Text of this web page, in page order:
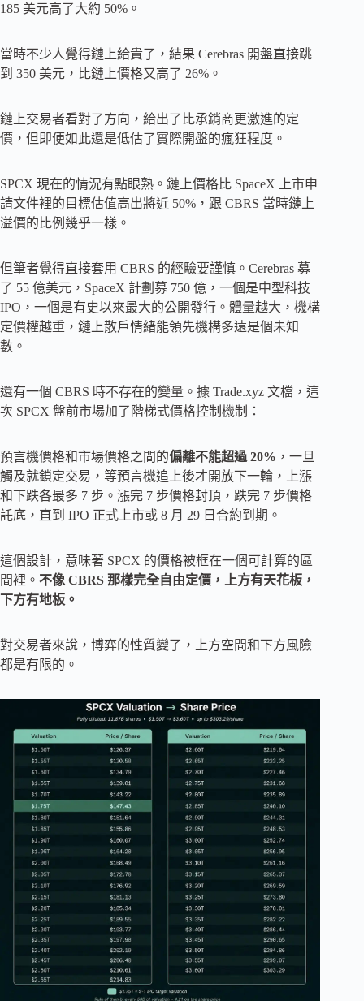
185 美元高了大約 50%。
當時不少人覺得鏈上給貴了，結果 Cerebras 開盤直接跳
到 350 美元，比鏈上價格又高了 26%。
鏈上交易者看對了方向，給出了比承銷商更激進的定
價，但即便如此還是低估了實際開盤的瘋狂程度。
SPCX 現在的情況有點眼熟。鏈上價格比 SpaceX 上市申
請文件裡的目標估值高出將近 50%，跟 CBRS 當時鏈上
溢價的比例幾乎一樣。
但筆者覺得直接套用 CBRS 的經驗要謹慎。Cerebras 募
了 55 億美元，SpaceX 計劃募 750 億，一個是中型科技
IPO，一個是有史以來最大的公開發行。體量越大，機構
定價權越重，鏈上散戶情緒能領先機構多遠是個未知
數。
還有一個 CBRS 時不存在的變量。據 Trade.xyz 文檔，這
次 SPCX 盤前市場加了階梯式價格控制機制：
預言機價格和市場價格之間的偏離不能超過 20% ，一旦
觸及就鎖定交易，等預言機追上後才開放下一輪，上漲
和下跌各最多 7 步。漲完 7 步價格封頂，跌完 7 步價格
託底，直到 IPO 正式上市或 8 月 29 日合約到期。
這個設計，意味著 SPCX 的價格被框在一個可計算的區
間裡。 不像 CBRS 那樣完全自由定價，上方有天花板，
下方有地板。
對交易者來說，博弈的性質變了，上方空間和下方風險
都是有限的。